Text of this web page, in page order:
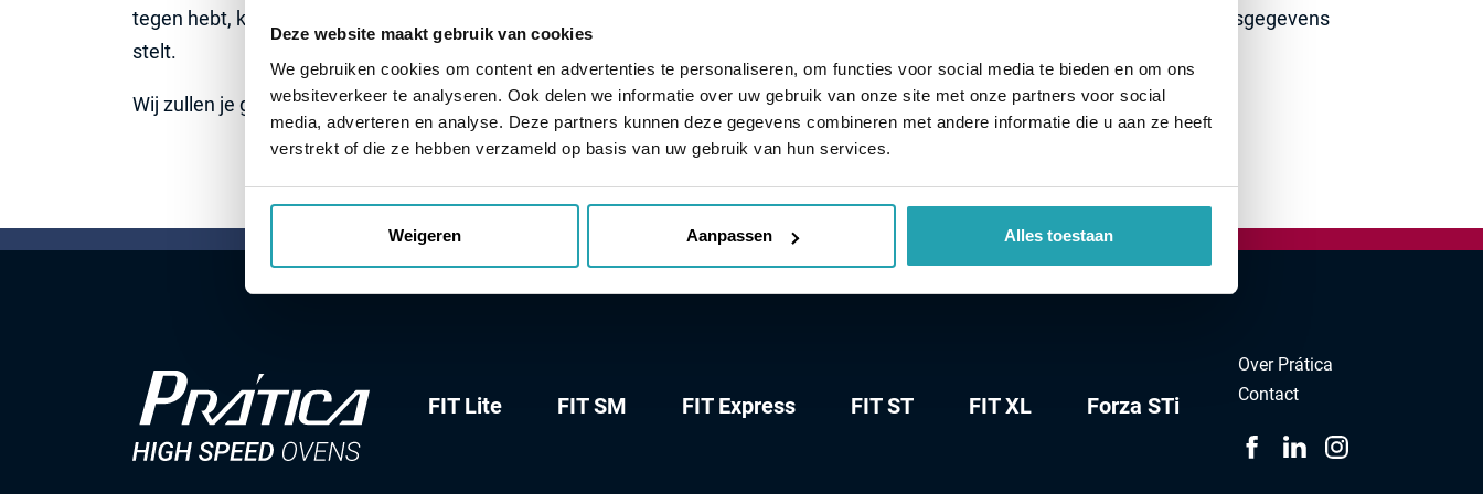
Deze website maakt gebruik van cookies
We gebruiken cookies om content en advertenties te personaliseren, om functies voor social media te bieden en om ons
websiteverkeer te analyseren. Ook delen we informatie over uw gebruik van onze site met onze partners voor social
media, adverteren en analyse. Deze partners kunnen deze gegevens combineren met andere informatie die u aan ze heeft
verstrekt of die ze hebben verzameld op basis van uw gebruik van hun services.
Weigeren Aanpassen Alles toestaan
Over Prática
Support
tegen hebt, kun je contact met ons opnemen. Wij respecteren en handelen conform de eisen die de Wet Bescherming Persoonsgegevens
stelt.
Wij zullen je gegevens alleen overdragen als we daartoe door de wet worden verplicht.
FIT Lite FIT SM FIT Express FIT ST FIT XL Forza STi
Over Prática
Contact